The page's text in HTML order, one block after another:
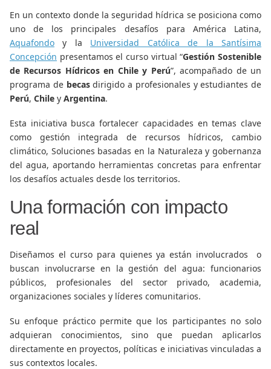
En un contexto donde la seguridad hídrica se posiciona como
uno de los principales desafíos para América Latina,
Aquafondo y la Universidad Católica de la Santísima
Concepción presentamos el curso virtual “Gestión Sostenible
de Recursos Hídricos en Chile y Perú”, acompañado de un
programa de becasdirigido a profesionales y estudiantes de
Perú, Chile y Argentina.
Esta iniciativa busca fortalecer capacidades en temas clave
como gestión integrada de recursos hídricos, cambio
climático, Soluciones basadas en la Naturaleza y gobernanza
del agua, aportando herramientas concretas para enfrentar
los desafíos actuales desde los territorios.
Una formación con impacto
real
Diseñamos el curso para quienes ya están involucrados o
buscan involucrarse en la gestión del agua: funcionarios
públicos, profesionales del sector privado, academia,
organizaciones sociales y líderes comunitarios.
Su enfoque práctico permite que los participantes no solo
adquieran conocimientos, sino que puedan aplicarlos
directamente en proyectos, políticas e iniciativas vinculadas a
sus contextos locales.